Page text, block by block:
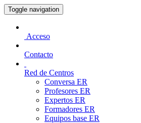
Toggle navigation
Acceso
Contacto
Red de Centros
Conversa ER
Profesores ER
Expertos ER
Formadores ER
Equipos base ER